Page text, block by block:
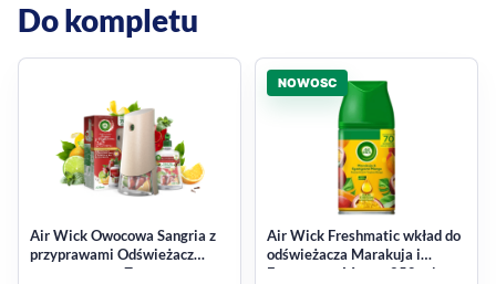
Do kompletu
Air Wick Owocowa Sangria z
przyprawami Odświeżacz
automatyczny Zestaw
NOWOSC
Air Wick Freshmatic wkład do
odświeżacza Marakuja i
Egzotyczne Mango 250 ml